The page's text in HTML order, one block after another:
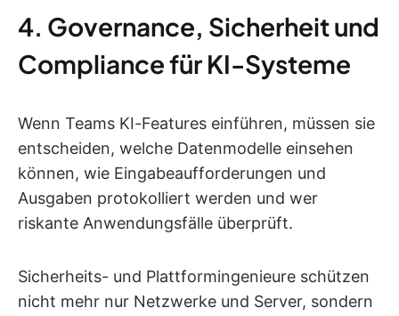
4. Governance, Sicherheit und
Compliance für KI-Systeme
Wenn Teams KI-Features einführen, müssen sie
entscheiden, welche Datenmodelle einsehen
können, wie Eingabeaufforderungen und
Ausgaben protokolliert werden und wer
riskante Anwendungsfälle überprüft.
Sicherheits- und Plattformingenieure schützen
nicht mehr nur Netzwerke und Server, sondern